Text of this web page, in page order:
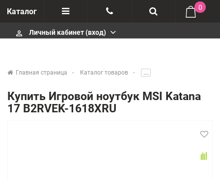
Каталог
Отзывы
Гарантия
+375447430404
infobelm.by@yandex.ru
0
perm_identity Личный кабинет (вход)
Главная страница Каталог товаров .....
Купить Игровой ноутбук MSI Katana
17 B2RVEK-1618XRU